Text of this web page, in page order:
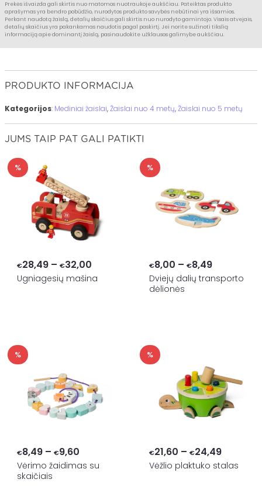
Prekės išvaizda gali skirtis nuo matomos nuotraukoje aukščiau. Pateiktas produkto
aprašymas yra bendro pobūdžio, nurodytos produkto savybės nebūtinai yra išsamios.
Perkant naudotą žaislą, detalių skaičius gali skirtis nuo nurodyto gamintojo. Visais atvejais,
detalių skaičius yra pakankamas naudotis pagal paskirtį. Jei norite sužinoti tikslią
informaciją apie dominantį žaislą, pasinaudokite užklausos galimybe aukščiau.
PRODUKTO INFORMACIJA
Kategorijos: Mediniai žaislai,Žaislai nuo 4 metų,Žaislai nuo 5 metų
JUMS TAIP PAT GALI PATIKTI
%
€28,49 – €32,00Price
range:
Ugniagesių mašina
%
€8,00 – €8,49Price
range:
Dviejų dalių transporto
dėlionės
%
€8,49 – €9,60Price
range:
Vėrimo žaidimas su
skaičiais
%
€21,60 – €24,49Price
range:
Vėžlio plaktuko stalas